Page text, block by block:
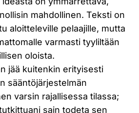
mahdollinen. Teksti on
aloitteleville pelaajille, mutta
varmasti tyyliltään
oloista.
jää kuitenkin erityisesti
sääntöjärjestelmän
varsin rajallisessa tilassa;
sain todeta sen